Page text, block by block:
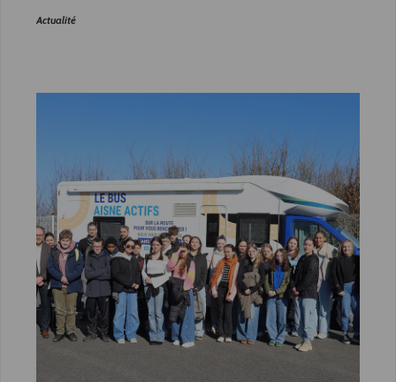
Actualité